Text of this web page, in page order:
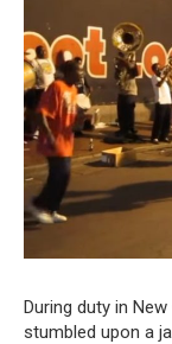
During duty in
stumbled upon a